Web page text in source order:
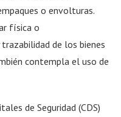
o envolturas.
física o
de los bienes
contempla el uso de
de Seguridad (CDS)